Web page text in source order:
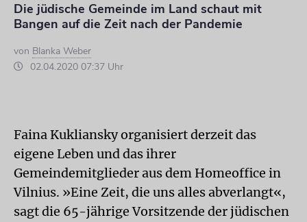
Die jüdische Gemeinde im Land schaut mit
Bangen auf die Zeit nach der Pandemie
von Blanka Weber
02.04.2020 07:37 Uhr
Faina Kukliansky organisiert derzeit das
eigene Leben und das ihrer
Gemeindemitglieder aus dem Homeoffice in
Vilnius. »Eine Zeit, die uns alles abverlangt«,
sagt die 65-jährige Vorsitzende der jüdischen